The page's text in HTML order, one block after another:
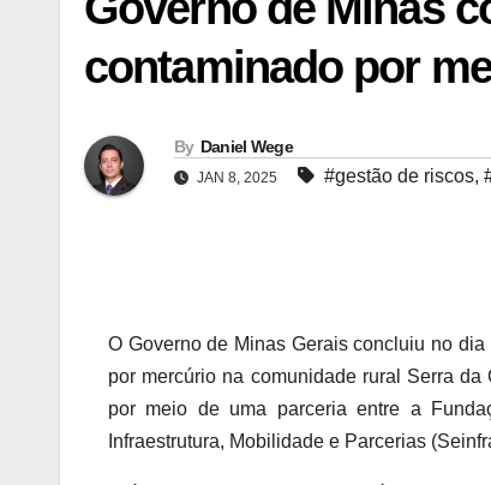
contaminado por
By Daniel Wege
JAN 8, 2025 #gestão de riscos,
O Governo de Minas Gerais concluiu no
por mercúrio na comunidade rural Serra
por meio de uma parceria entre a
Infraestrutura, Mobilidade e Parcerias